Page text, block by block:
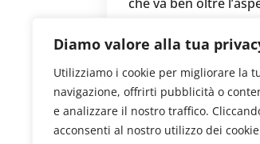
Diamo valore alla tua
Utilizziamo i cookie per migliorare la
navigazione, offrirti pubblicità o
e analizzare il nostro traffico.
acconsenti al nostro utilizzo dei
LEGGI TUTTO
Pagina2di5 « 1 2